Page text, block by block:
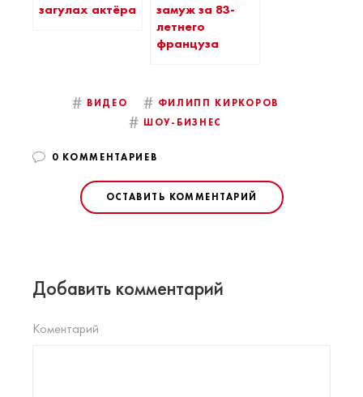
загулах актёра
замуж за 83-
летнего
француза
# ВИДЕО # ФИЛИПП КИРКОРОВ
# ШОУ-БИЗНЕС
0 КОММЕНТАРИЕВ
ОСТАВИТЬ КОММЕНТАРИЙ
Добавить комментарий
Коментарий